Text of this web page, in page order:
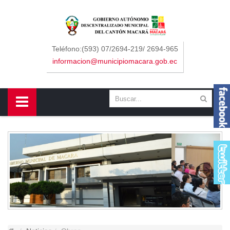
Teléfono:(593) 07/2694-219/ 2694-965
informacion@municipiomacara.gob.ec
Sidebar Menu
Concejo
Departamentos
Contáctenos
Macará
Cantón
Himno a Macará
Símbolos Patrios
Gastronomía